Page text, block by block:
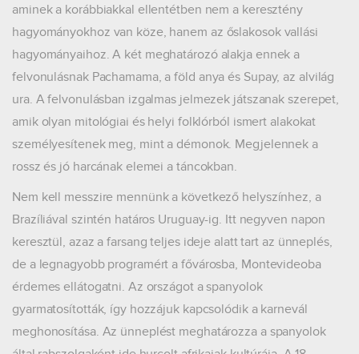
aminek a korábbiakkal ellentétben nem a keresztény
hagyományokhoz van köze, hanem az őslakosok vallási
hagyományaihoz. A két meghatározó alakja ennek a
felvonulásnak Pachamama, a föld anya és Supay, az alvilág
ura. A felvonulásban izgalmas jelmezek játszanak szerepet,
amik olyan mitológiai és helyi folklórból ismert alakokat
személyesítenek meg, mint a démonok. Megjelennek a
rossz és jó harcának elemei a táncokban.
Nem kell messzire mennünk a következő helyszínhez, a
Brazíliával szintén határos Uruguay-ig. Itt negyven napon
keresztül, azaz a farsang teljes ideje alatt tart az ünneplés,
de a legnagyobb programért a fővárosba, Montevideoba
érdemes ellátogatni. Az országot a spanyolok
gyarmatosították, így hozzájuk kapcsolódik a karnevál
meghonosítása. Az ünneplést meghatározza a spanyolok